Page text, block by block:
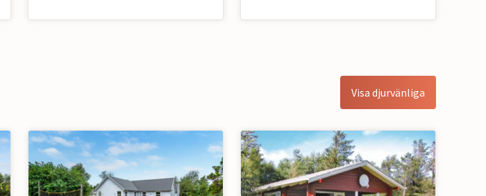
Visa djurvänliga